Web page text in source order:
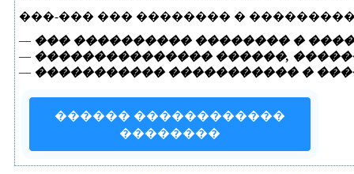
���-��� ��� �������� �
— ��� ���������� �������� �
— ��������������� ������,
— ����������� ����������� �
������ ������������
��������